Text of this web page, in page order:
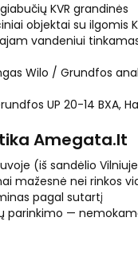
KVR grandinės
objektai su ilgomis
vandeniui
Wilo / Grundfos
UP 20-14 BXA,
Amegata.lt
(iš sandėlio
mažesnė nei rinkos
pagal sutartį
parinkimo —